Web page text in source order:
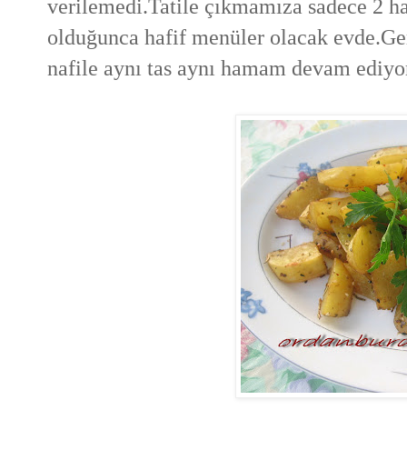
verilemedi.Tatile çıkmamıza sadece 2
olduğunca hafif menüler olacak
nafile aynı tas aynı hamam devam